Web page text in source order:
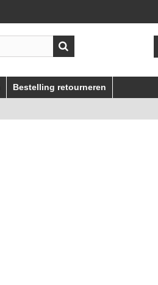
Bestelling retourneren